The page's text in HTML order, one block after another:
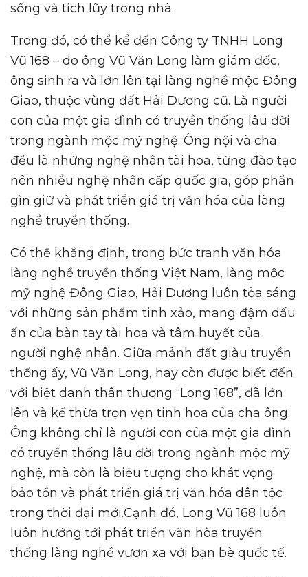
sống và tích lũy trong nhà.
Trong đó, có thể kể đến Công ty TNHH Long
Vũ 168 – do ông Vũ Văn Long làm giám đốc,
ông sinh ra và lớn lên tại làng nghề mộc Đông
Giao, thuộc vùng đất Hải Dương cũ. Là người
con của một gia đình có truyền thống lâu đời
trong ngành mộc mỹ nghệ. Ông nội và cha
đều là những nghệ nhân tài hoa, từng đào tạo
nên nhiều nghệ nhân cấp quốc gia, góp phần
gìn giữ và phát triển giá trị văn hóa của làng
nghề truyền thống.
Có thể khẳng định, trong bức tranh văn hóa
làng nghề truyền thống Việt Nam, làng mộc
mỹ nghệ Đông Giao, Hải Dương luôn tỏa sáng
với những sản phẩm tinh xảo, mang đậm dấu
ấn của bàn tay tài hoa và tâm huyết của
người nghệ nhân. Giữa mảnh đất giàu truyền
thống ấy, Vũ Văn Long, hay còn được biết đến
với biệt danh thân thương “Long 168”, đã lớn
lên và kế thừa trọn vẹn tinh hoa của cha ông.
Ông không chỉ là người con của một gia đình
có truyền thống lâu đời trong ngành mộc mỹ
nghệ, mà còn là biểu tượng cho khát vọng
bảo tồn và phát triển giá trị văn hóa dân tộc
trong thời đại mới.Cạnh đó, Long Vũ 168 luôn
luôn hướng tới phát triển văn hòa truyền
thống làng nghề vươn xa với bạn bè quốc tế.